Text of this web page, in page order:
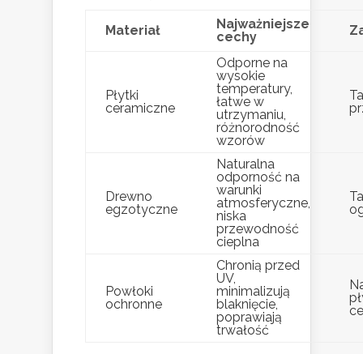
Materiał
Najważniejsze
cechy
Płytki
ceramiczne
Odporne na
wysokie
temperatury,
łatwe w
utrzymaniu,
różnorodność
wzorów
Drewno
egzotyczne
Naturalna
odporność na
warunki
atmosferyczne,
niska
przewodność
cieplna
Powłoki
ochronne
Chronią przed
UV,
minimalizują
blaknięcie,
poprawiają
trwałość